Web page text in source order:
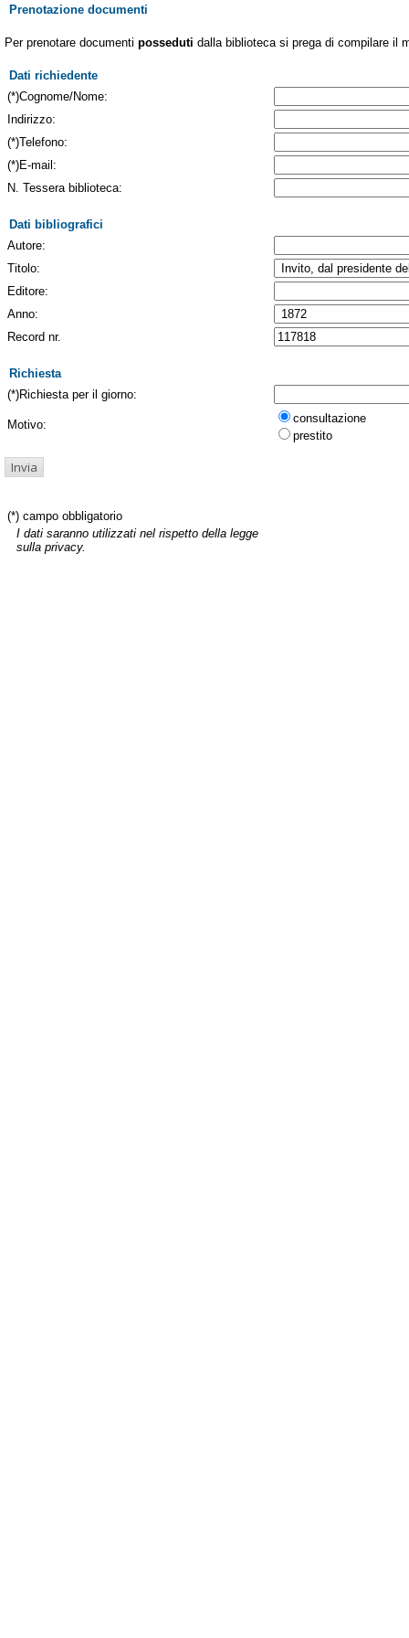
Prenotazione documenti
Per prenotare documenti posseduti dalla biblioteca si prega di compilare il
Dati richiedente
(*)Cognome/Nome:
Indirizzo:
(*)Telefono:
(*)E-mail:
N. Tessera biblioteca:
Dati bibliografici
Autore:
Titolo:
Editore:
Anno:
Record nr.
Richiesta
(*)Richiesta per il giorno:
Motivo:
consultazione
prestito
(*) campo obbligatorio
I dati saranno utilizzati nel rispetto della legge
sulla privacy.